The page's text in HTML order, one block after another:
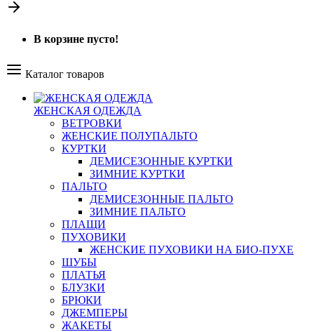
В корзине пусто!
Каталог товаров
ЖЕНСКАЯ ОДЕЖДА
ВЕТРОВКИ
ЖЕНСКИЕ ПОЛУПАЛЬТО
КУРТКИ
ДЕМИСЕЗОННЫЕ КУРТКИ
ЗИМНИЕ КУРТКИ
ПАЛЬТО
ДЕМИСЕЗОННЫЕ ПАЛЬТО
ЗИМНИЕ ПАЛЬТО
ПЛАЩИ
ПУХОВИКИ
ЖЕНСКИЕ ПУХОВИКИ НА БИО-ПУХЕ
ШУБЫ
ПЛАТЬЯ
БЛУЗКИ
БРЮКИ
ДЖЕМПЕРЫ
ЖАКЕТЫ